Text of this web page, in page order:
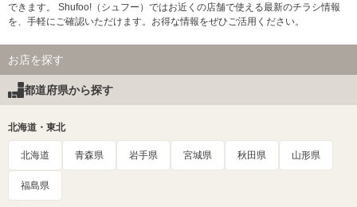
できます。 Shufoo!（シュフー）ではお近くの店舗で使える最新のチラシ情報
を、手軽にご確認いただけます。お得な情報をぜひご活用ください。
お店を探す
都道府県から探す
北海道・東北
北海道 青森県 岩手県 宮城県 秋田県 山形県
福島県